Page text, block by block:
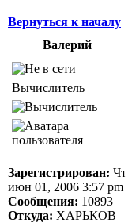
Вернуться к началу
Валерий
Вычислитель
Зарегистрирован: Чт
июн 01, 2006 3:57 pm
Сообщения: 10893
Откуда: ХАРЬКОВ